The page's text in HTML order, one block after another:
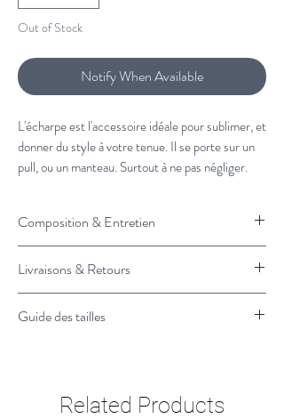
Out of Stock
Notify When Available
L'écharpe est l'accessoire idéale pour sublimer, et
donner du style à votre tenue. Il se porte sur un
pull, ou un manteau. Surtout à ne pas négliger.
Veste en laine Menschetun pull camionneur
Vous souhaitez plus de conseils de stylisme?
Cliquez ici et un styliste vous rappelle.
Composition & Entretien
Nettoyage programme délicat
Livraisons & Retours
Retrait en magasin : 1H
Retours gratuits, échanges &
Guide des tailles
Related Products